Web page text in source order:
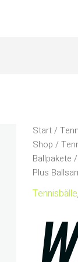
Start/
Shop /
Ballpakete
Plus
Tennisbälle